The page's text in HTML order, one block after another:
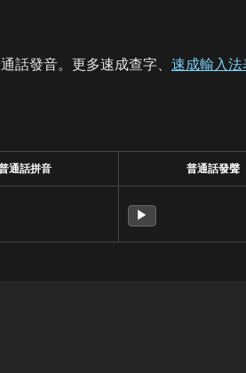
話發音。更多速成查字、 速成輸入法
通話拼音 普通話發聲
▶